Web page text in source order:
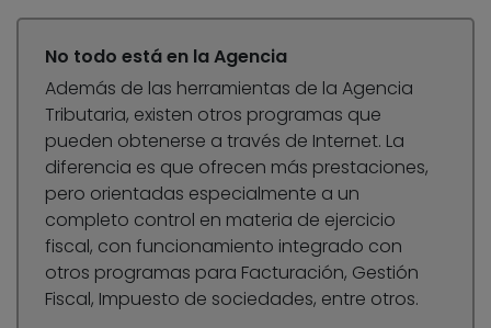
No todo está en la Agencia
Además de las herramientas de la Agencia
Tributaria, existen otros programas que
pueden obtenerse a través de Internet. La
diferencia es que ofrecen más prestaciones,
pero orientadas especialmente a un
completo control en materia de ejercicio
fiscal, con funcionamiento integrado con
otros programas para Facturación, Gestión
Fiscal, Impuesto de sociedades, entre otros.